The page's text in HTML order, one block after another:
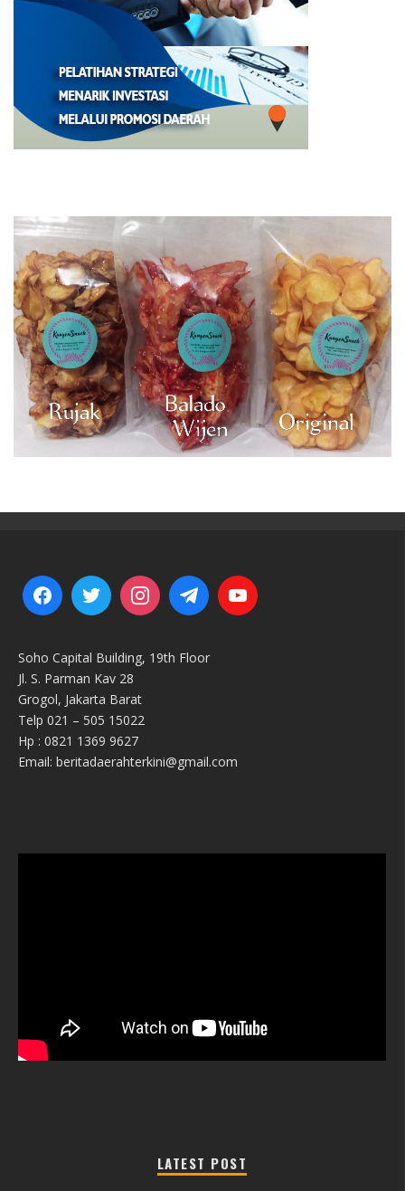
Soho Capital Building, 19th Floor
Jl. S. Parman Kav 28
Grogol, Jakarta Barat
Telp 021 – 505 15022
Hp : 0821 1369 9627
Email: beritadaerahterkini@gmail.com
LATEST POST